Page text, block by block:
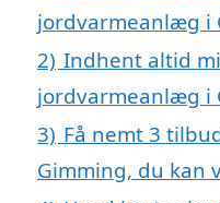
jordvarmeanlæg i
2) Indhent altid
jordvarmeanlæg i
3) Få nemt 3
Gimming, du kan